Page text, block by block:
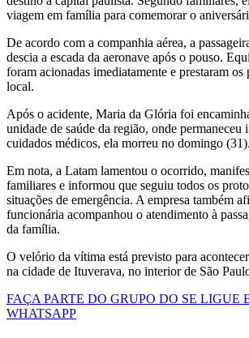
viagem em família para comemorar o
De acordo com a companhia aérea, a
descia a escada da aeronave após o pouso.
foram acionadas imediatamente e prestaram
local.
Após o acidente, Maria da Glória foi
unidade de saúde da região, onde permaneceu
cuidados médicos, ela morreu no domingo (31).
Em nota, a Latam lamentou o ocorrido,
familiares e informou que seguiu todos os
situações de emergência. A empresa também
funcionária acompanhou o atendimento à
da família.
O velório da vítima está previsto para
na cidade de Ituverava, no interior de São
FAÇA PARTE DO GRUPO DO SE LIGUE
WHATSAPP